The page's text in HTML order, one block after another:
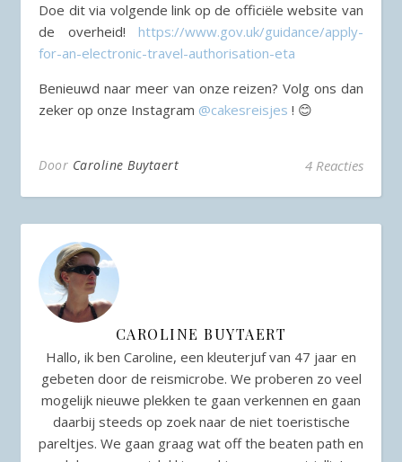
Doe dit via volgende link op de officiële website van
de overheid! https://www.gov.uk/guidance/apply-
for-an-electronic-travel-authorisation-eta
Benieuwd naar meer van onze reizen? Volg ons dan
zeker op onze Instagram @cakesreisjes ! 😊
Door Caroline Buytaert 4 Reacties
CAROLINE BUYTAERT
Hallo, ik ben Caroline, een kleuterjuf van 47 jaar en
gebeten door de reismicrobe. We proberen zo veel
mogelijk nieuwe plekken te gaan verkennen en gaan
daarbij steeds op zoek naar de niet toeristische
pareltjes. We gaan graag wat off the beaten path en